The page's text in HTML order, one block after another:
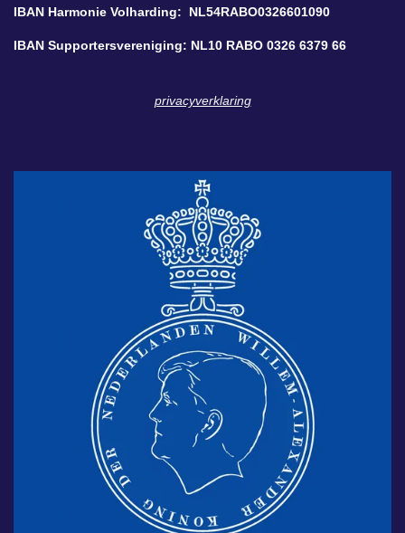
IBAN Harmonie Volharding: NL54RABO0326601090
IBAN Supportersvereniging: NL10 RABO 0326 6379 66
privacyverklaring